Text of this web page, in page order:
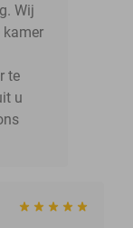
Wij
kamer
te
u